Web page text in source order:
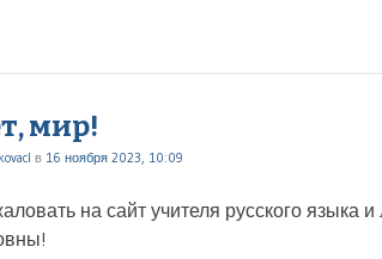
мир!
в 16 ноября 2023, 10:09
на сайт учителя русского